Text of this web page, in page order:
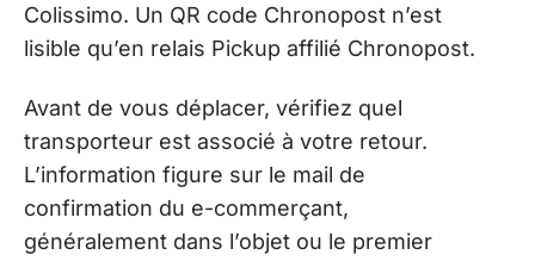
Colissimo. Un QR code Chronopost n’est
lisible qu’en relais Pickup affilié Chronopost.
Avant de vous déplacer, vérifiez quel
transporteur est associé à votre retour.
L’information figure sur le mail de
confirmation du e-commerçant,
généralement dans l’objet ou le premier